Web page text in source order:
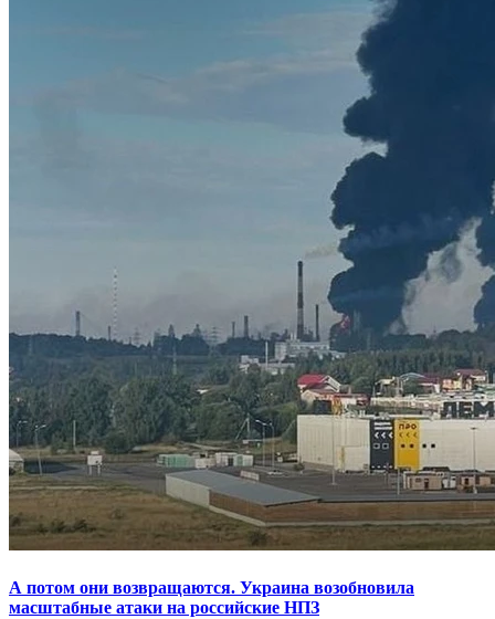
А потом они возвращаются. Украина возобновила
масштабные атаки на российские НПЗ